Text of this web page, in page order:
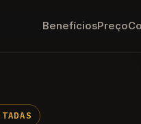
BenefíciosPreço